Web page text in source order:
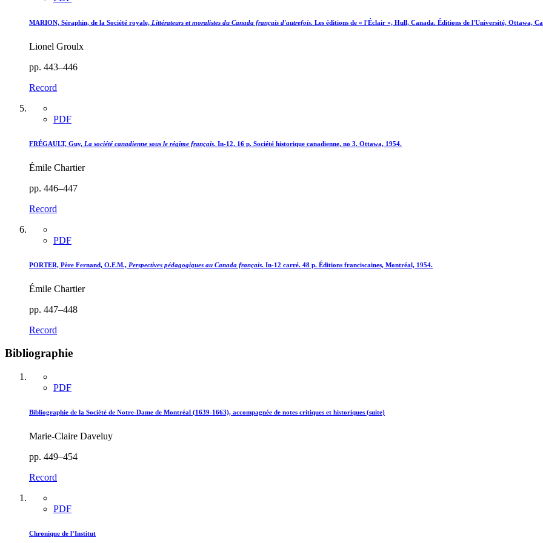
MARION, Séraphin, de la Société royale, Littérateurs et moralistes du Canada français d'autrefois. Les éditions de « l'Éclair », Hull, Canada. Éditions de l'Université, Ottawa,
Lionel Groulx
pp. 443–446
Record
PDF
FRÉGAULT, Guy, La société canadienne sous le régime français. In-12, 16 p. Société historique canadienne, no 3. Ottawa, 1954.
Émile Chartier
pp. 446–447
Record
PDF
PORTER, Père Fernand, O.F.M., Perspectives pédagogiques au Canada français. In-12 carré. 48 p. Éditions franciscaines, Montréal, 1954.
Émile Chartier
pp. 447–448
Record
Bibliographie
PDF
Bibliographie de la Société de Notre-Dame de Montréal (1639-1663), accompagnée de notes critiques et historiques (suite)
Marie-Claire Daveluy
pp. 449–454
Record
PDF
Chronique de l’Institut